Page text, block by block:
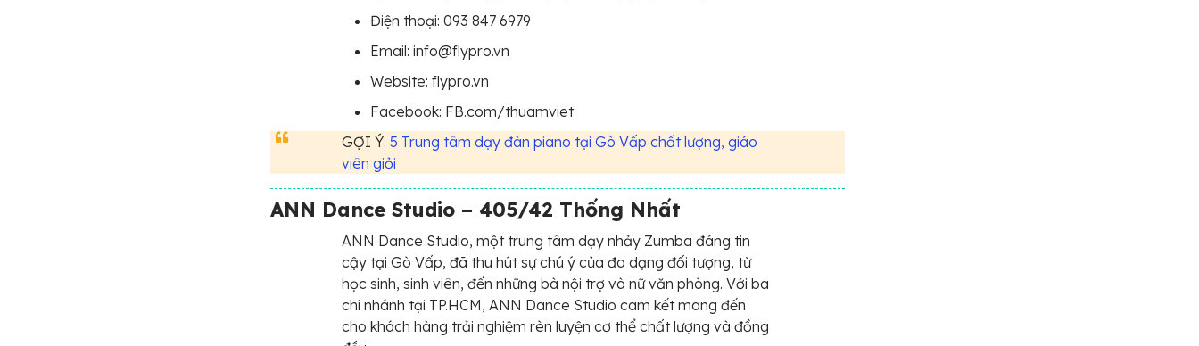
Điện thoại: 093 847 6979
Email: info@flypro.vn
Website: flypro.vn
Facebook: FB.com/thuamviet
GỢI Ý:5 Trung tâm dạy đàn piano tại Gò Vấp chất lượng, giáo
viên giỏi
ANN Dance Studio – 405/42 Thống Nhất
ANN Dance Studio, một trung tâm dạy nhảy Zumba đáng tin
cậy tại Gò Vấp, đã thu hút sự chú ý của đa dạng đối tượng, từ
học sinh, sinh viên, đến những bà nội trợ và nữ văn phòng. Với ba
chi nhánh tại TP.HCM, ANN Dance Studio cam kết mang đến
cho khách hàng trải nghiệm rèn luyện cơ thể chất lượng và đồng